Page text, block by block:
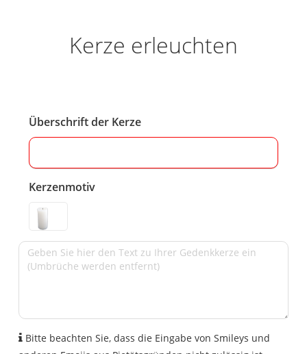
Kerze erleuchten
Überschrift der Kerze
Kerzenmotiv
Bitte beachten Sie, dass die Eingabe von Smileys und